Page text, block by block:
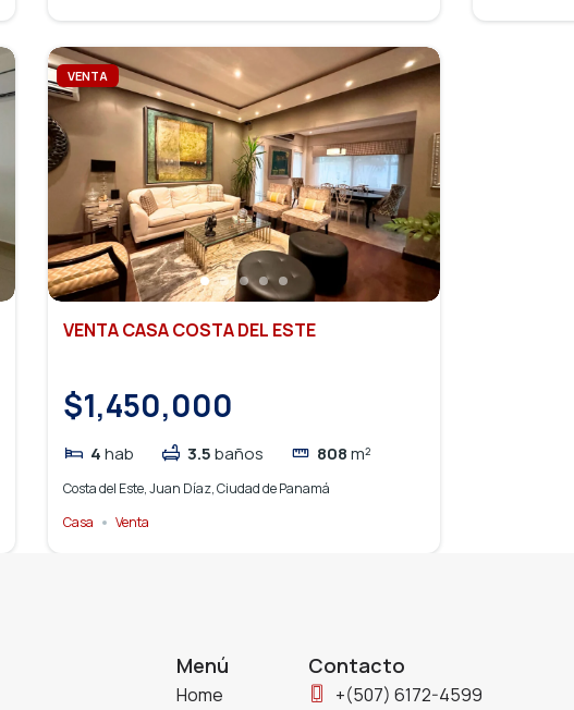
VENTA
VENTA CASA COSTA DEL ESTE
$1,450,000
4 hab 3.5 baños 808 m²
Costa del Este, Juan Díaz, Ciudad de Panamá
Casa
Venta
Menú
Home
Contacto
+(507) 6172-4599